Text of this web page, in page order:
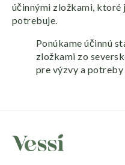
účinnými zložkami, ktoré
potrebuje.
Ponúkame účinnú
zložkami zo
pre výzvy a